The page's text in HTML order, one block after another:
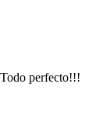
perfecto!!!